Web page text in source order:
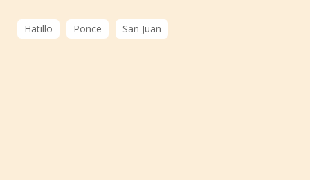
Hatillo Ponce San Juan